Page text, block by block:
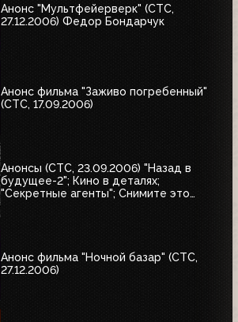
Анонс "Мультфейерверк" (СТС,
27.12.2006) Федор Бондарчук
Анонс фильма "Заживо погребенный"
(СТС, 17.09.2006)
Анонсы (СТС, 23.09.2006) "Назад в
будущее-2"; Кино в деталях;
"Секретные агенты"; Снимите это
Анонс фильма "Ночной базар" (СТС,
27.12.2006)